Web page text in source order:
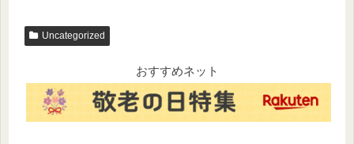
Uncategorized
おすすめネット